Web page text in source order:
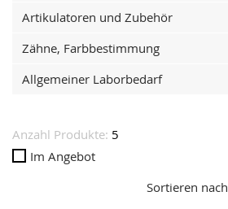
Anzahl Produkte: 5
Im Angebot
Sortieren nach
Artikulatoren und Zubehör
Zähne, Farbbestimmung
Allgemeiner Laborbedarf